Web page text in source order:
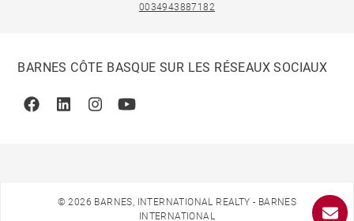
0034943887182
BARNES CÔTE BASQUE SUR LES RÉSEAUX SOCIAUX
FacebookLinkedinInstagramYoutube
© 2026 BARNES, INTERNATIONAL REALTY - BARNES
INTERNATIONAL